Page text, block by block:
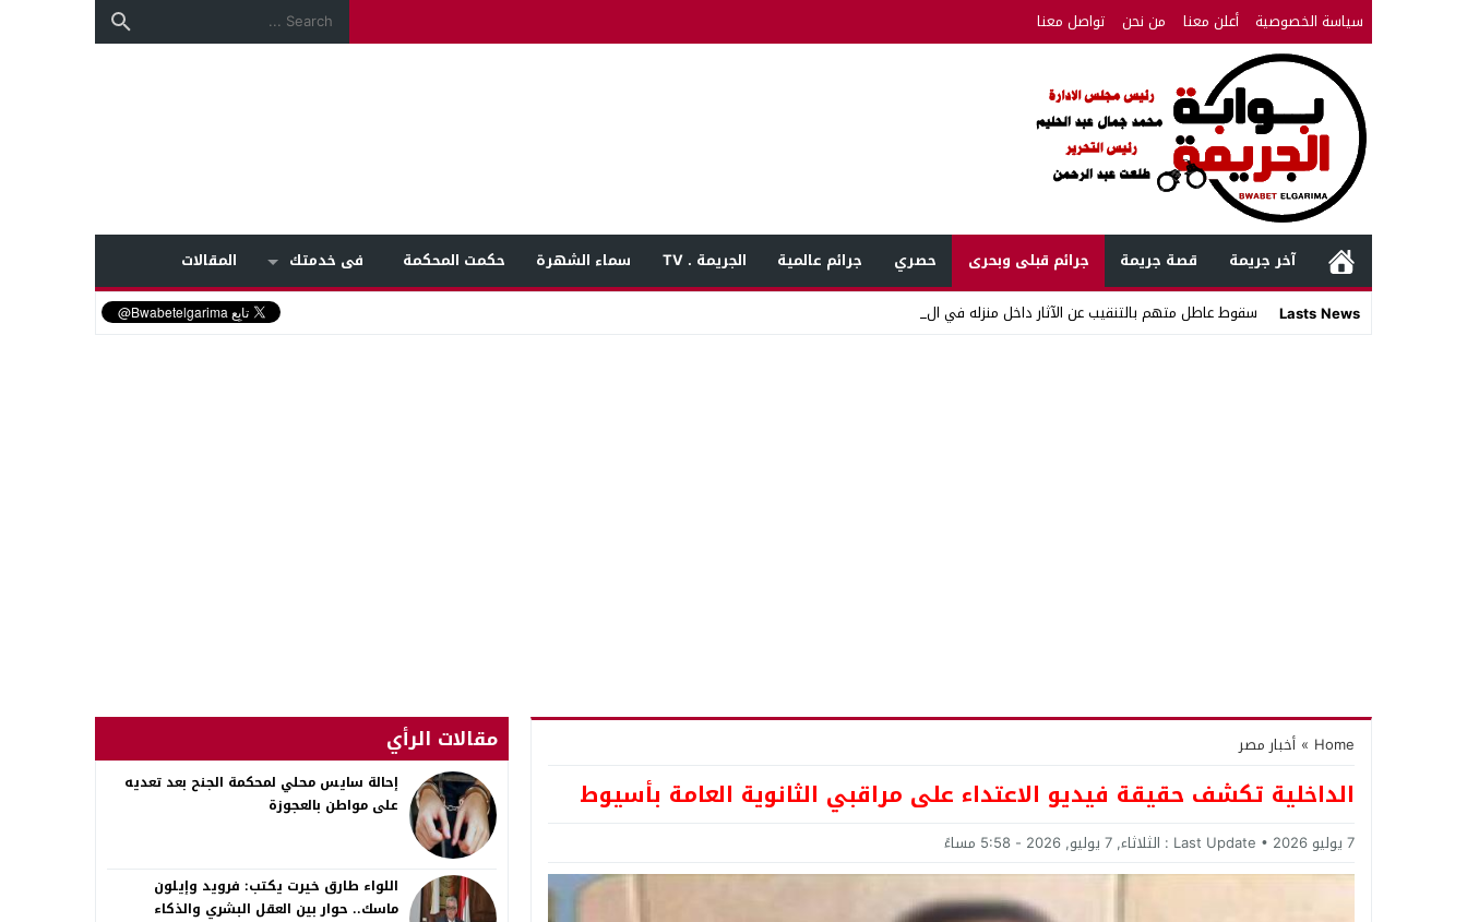
سياسة الخصوصية أعلن معنا من نحن تواصل معنا
آخر جريمة قصة جريمة جرائم قبلى وبحرى حصري جرائم عالمية الجريمة . TV سماء الشهرة حكمت المحكمة فى خدمتك
المقالات
Lasts News
سقوط عاطل متهم بالتنقيب عن الآثار داخل منزله في المنوفية بع _
Home
» أخبار مصر
الداخلية تكشف حقيقة فيديو الاعتداء على مراقبي الثانوية العامة بأسيوط
7 يوليو 2026 Last Update : الثلاثاء, 7 يوليو, 2026 - 5:58 مساءً
مقالات الرأي
إحالة سايس محلي لمحكمة الجنح بعد تعديه
على مواطن بالعجوزة
اللواء طارق خيرت يكتب: فرويد وإيلون
ماسك.. حوار بين العقل البشري والذكاء